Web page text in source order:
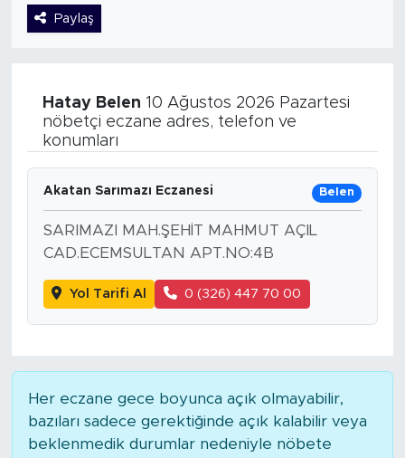
Paylaş
Hatay Belen 10 Ağustos 2026 Pazartesi
nöbetçi eczane adres, telefon ve
konumları
Akatan Sarımazı Eczanesi Belen
SARIMAZI MAH.ŞEHİT MAHMUT AÇIL
CAD.ECEMSULTAN APT.NO:4B
Yol Tarifi Al 0 (326) 447 70 00
Her eczane gece boyunca açık olmayabilir,
bazıları sadece gerektiğinde açık kalabilir veya
beklenmedik durumlar nedeniyle nöbete